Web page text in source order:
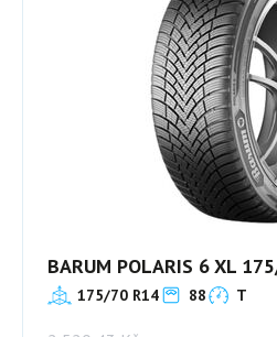
BARUM POLARIS 6 XL
175/70 R14 88 T